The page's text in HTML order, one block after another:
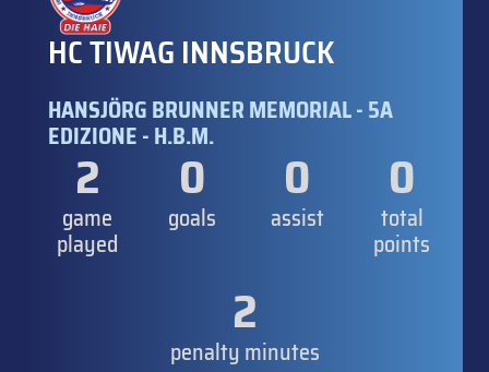
HC TIWAG INNSBRUCK
HANSJÖRG BRUNNER MEMORIAL - 5A
EDIZIONE - H.B.M.
2
game
played
0
goals
0
assist
0
total
points
2
penalty minutes